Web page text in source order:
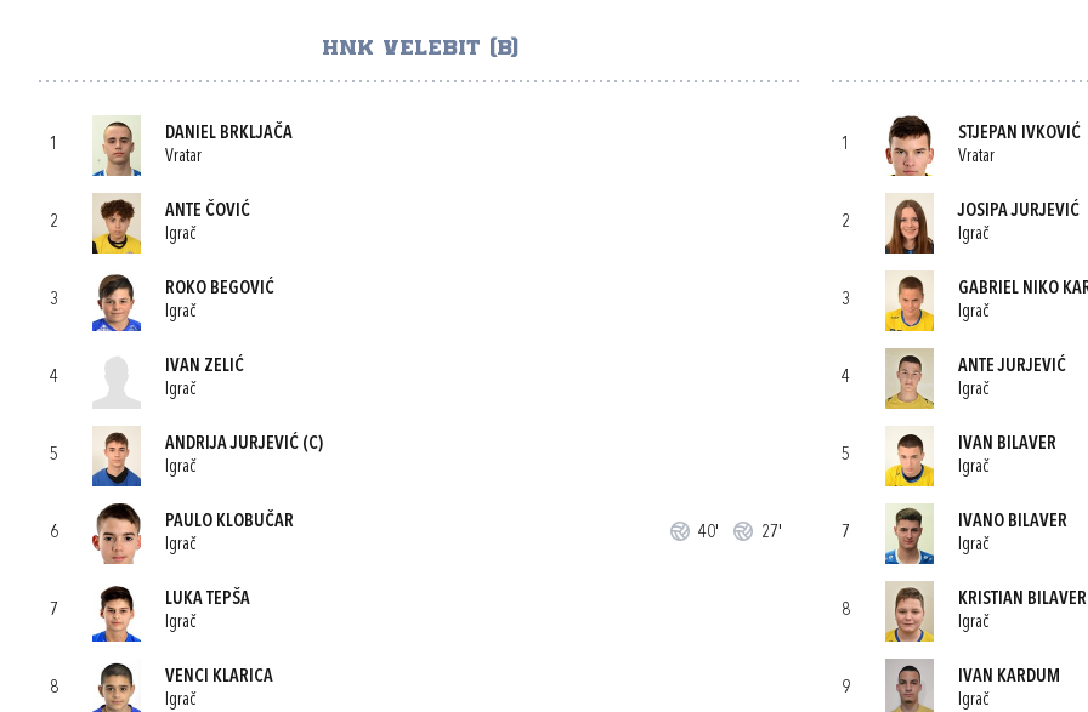
HNK VELEBIT (B)
1
DANIEL BRKLJAČA
Vratar
2
ANTE ČOVIĆ
Igrač
3
ROKO BEGOVIĆ
Igrač
4
IVAN ZELIĆ
Igrač
5
ANDRIJA JURJEVIĆ (C)
Igrač
6
PAULO KLOBUČAR
Igrač
40' 27'
7
LUKA TEPŠA
Igrač
8
VENCI KLARICA
Igrač
1
STJEPAN IVKOVIĆ
Vratar
2
JOSIPA JURJEVIĆ
Igrač
3
GABRIEL NIKO
Igrač
4
ANTE JURJEVIĆ
Igrač
5
IVAN BILAVER
Igrač
7
IVANO BILAVER
Igrač
8
KRISTIAN BILAVER
Igrač
9
IVAN KARDUM
Igrač